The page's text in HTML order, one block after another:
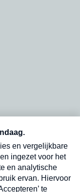
in
Verzend